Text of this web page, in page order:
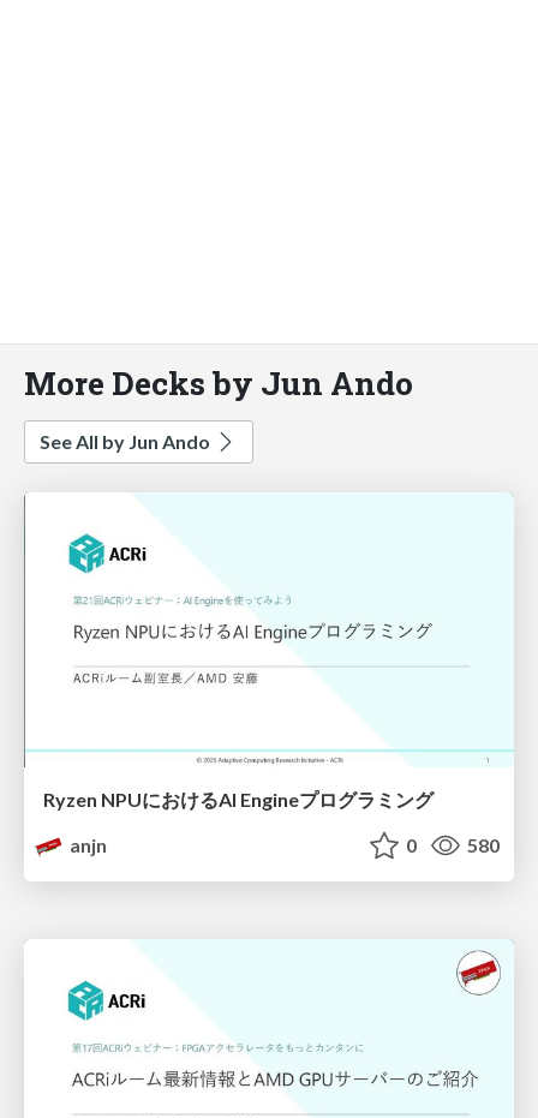
More Decks by Jun Ando
See All by Jun Ando
Ryzen NPUにおけるAI Engineプログラミング
anjn
0 580